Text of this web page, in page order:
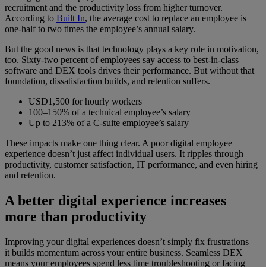
recruitment and the productivity loss from higher turnover.
According to Built In, the average cost to replace an employee is
one-half to two times the employee’s annual salary.
But the good news is that technology plays a key role in motivation,
too. Sixty-two percent of employees say access to best-in-class
software and DEX tools drives their performance. But without that
foundation, dissatisfaction builds, and retention suffers.
USD1,500 for hourly workers
100–150% of a technical employee’s salary
Up to 213% of a C-suite employee’s salary
These impacts make one thing clear. A poor digital employee
experience doesn’t just affect individual users. It ripples through
productivity, customer satisfaction, IT performance, and even hiring
and retention.
A better digital experience increases
more than productivity
Improving your digital experiences doesn’t simply fix frustrations—
it builds momentum across your entire business. Seamless DEX
means your employees spend less time troubleshooting or facing